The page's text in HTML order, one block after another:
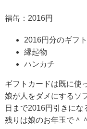
福缶：2016円
2016円分のギフ
縁起物
ハンカチ
ギフトカードは既に使
娘が人をダメにするソ
日まで2016円引きにな
残りは娘のお年玉で＾＾